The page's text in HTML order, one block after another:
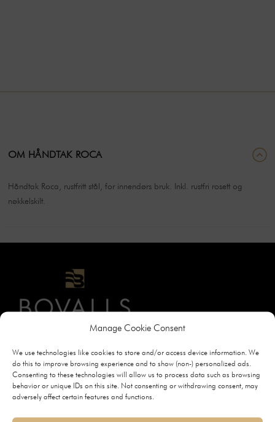
Manage Cookie Consent
We use technologies like cookies to store and/or access device information. We
do this to improve browsing experience and to show (non-) personalized ads.
Consenting to these technologies will allow us to process data such as browsing
behavior or unique IDs on this site. Not consenting or withdrawing consent, may
adversely affect certain features and functions.
OM HÅNDTAK ROCA
Håndtak Roca, rustfritt stål, for innendørs bruk. Inkl. rustfri rosett og
nøkkelskilt.
Bovalls Dörrbyggeri
Fabriksgatan 2
456 47
Bovallstrand Sverige